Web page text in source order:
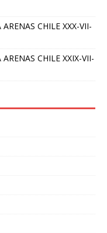
CHILE XXX-VII-
CHILE XXIX-VII-